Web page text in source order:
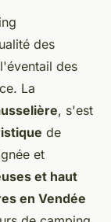
des
des
La
, s'est
de
et
et haut
en Vendée